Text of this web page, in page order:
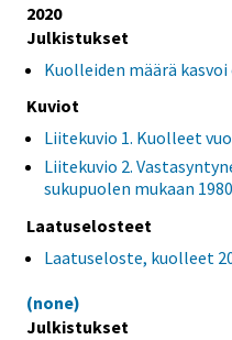
2020
Julkistukset
Kuolleiden määrä
Kuviot
Liitekuvio 1. Kuolleet
Liitekuvio 2.
sukupuolen mukaan
Laatuselosteet
Laatuseloste, kuolleet
(none)
Julkistukset